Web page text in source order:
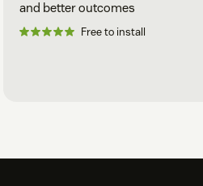
and better outcomes
Free to install